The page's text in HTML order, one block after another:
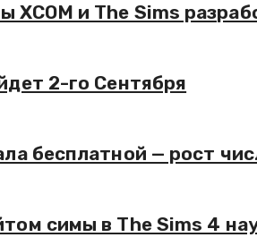
XCOM и The Sims
2-го Сентября
бесплатной — рост
симы в The Sims 4